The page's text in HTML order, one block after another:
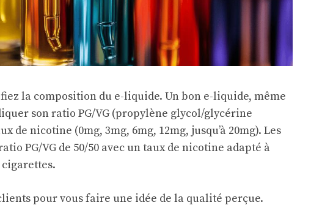
la composition du e-liquide. Un bon e-liquide, même
son ratio PG/VG (propylène glycol/glycérine
de nicotine (0mg, 3mg, 6mg, 12mg, jusqu’à 20mg). Les
PG/VG de 50/50 avec un taux de nicotine adapté à
pour vous faire une idée de la qualité perçue.